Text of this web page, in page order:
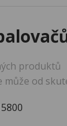
produktů
může od